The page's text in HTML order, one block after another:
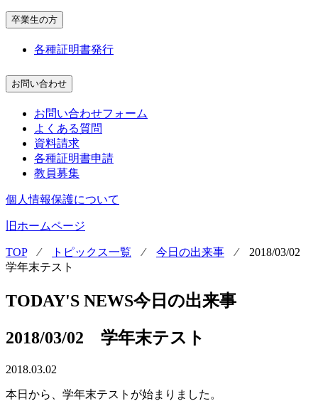
卒業生の方
各種証明書発行
お問い合わせ
お問い合わせフォーム
よくある質問
資料請求
各種証明書申請
教員募集
個人情報保護について
旧ホームページ
TOP⁄ トピックス一覧 ⁄ 今日の出来事 ⁄ 2018/03/02
学年末テスト
TODAY'S NEWS今日の出来事
2018/03/02 学年末テスト
2018.03.02
本日から、学年末テストが始まりました。